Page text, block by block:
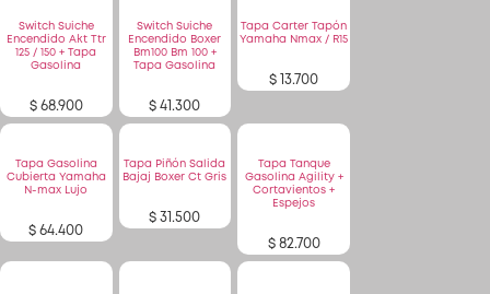
Registrarse
Switch Suiche
Encendido Akt Ttr
125 / 150 + Tapa
Gasolina
$68.900
Switch Suiche
Encendido Boxer
Bm100 Bm 100 +
Tapa Gasolina
$ 41.300
Tapa Carter Tapón
Yamaha Nmax / R15
$ 13.700
Tapa Gasolina
Cubierta Yamaha
N-max Lujo
$ 64.400
Tapa Piñón Salida
Bajaj Boxer Ct Gris
$ 31.500
Tapa Tanque
Gasolina Agility +
Cortavientos +
Espejos
$82.700